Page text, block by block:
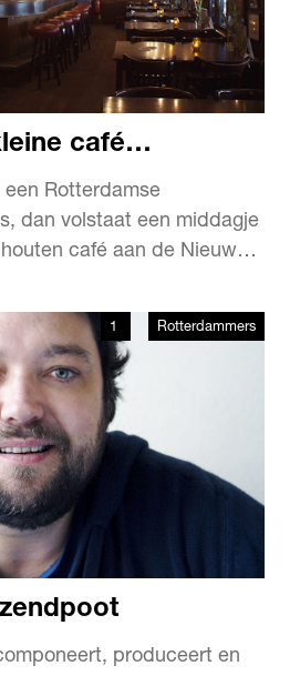
café…
Rotterdamse
dan volstaat een middagje
café aan de Nieuwe
interieur en een
over de Nieuwe Maas. En
ever. De Ballentent is
echte …
1 Rotterdammers
produceert en